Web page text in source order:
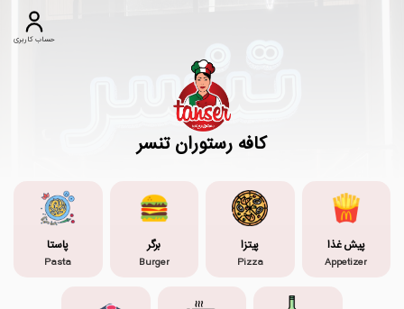
حساب کاربری
کافه رستوران تنسر
پیش غذا
Appetizer
پیتزا
Pizza
برگر
Burger
پاستا
Pasta